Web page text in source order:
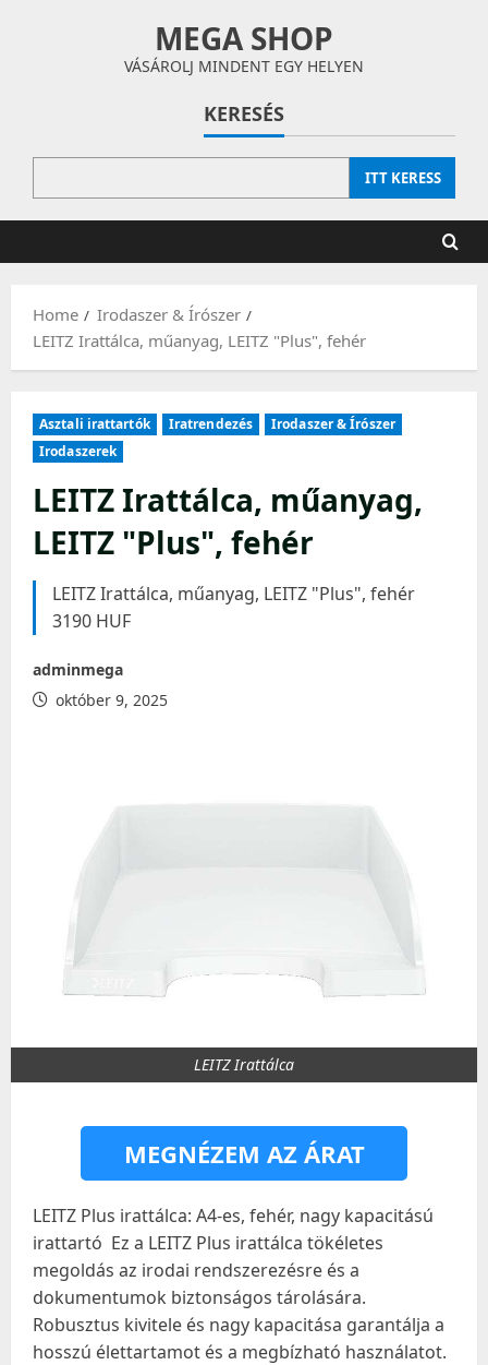
MEGA SHOP
VÁSÁROLJ MINDENT EGY HELYEN
KERESÉS
ITT KERESS
Home
Irodaszer & Írószer
LEITZ Irattálca, műanyag, LEITZ "Plus", fehér
Asztali irattartók Iratrendezés
Irodaszer & Írószer
Irodaszerek
LEITZ Irattálca, műanyag,
LEITZ "Plus", fehér
LEITZ Irattálca, műanyag, LEITZ "Plus", fehér
3190 HUF
adminmega
október 9, 2025
LEITZ Irattálca
MEGNÉZEM AZ ÁRAT
LEITZ Plus irattálca: A4-es, fehér, nagy kapacitású
irattartó ️ Ez a LEITZ Plus irattálca tökéletes
megoldás az irodai rendszerezésre és a
dokumentumok biztonságos tárolására.
Robusztus kivitele és nagy kapacitása garantálja a
hosszú élettartamot és a megbízható használatot.